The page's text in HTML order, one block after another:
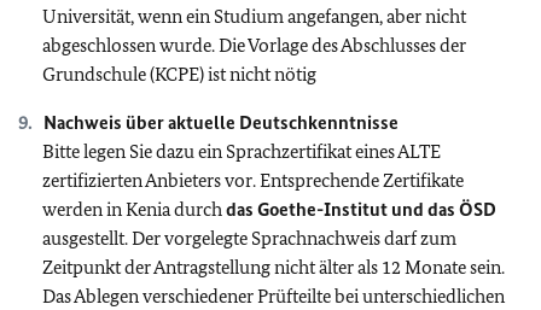
Universität, wenn ein Studium angefangen, aber nicht
abgeschlossen wurde. Die Vorlage des Abschlusses der
Grundschule (KCPE) ist nicht nötig
Nachweis über aktuelle Deutschkenntnisse
Bitte legen Sie dazu ein Sprachzertifikat eines ALTE
zertifizierten Anbieters vor. Entsprechende Zertifikate
werden in Kenia durchdas Goethe-Institut und das ÖSD
ausgestellt. Der vorgelegte Sprachnachweis darf zum
Zeitpunkt der Antragstellung nicht älter als 12 Monate sein.
Das Ablegen verschiedener Prüfteilte bei unterschiedlichen